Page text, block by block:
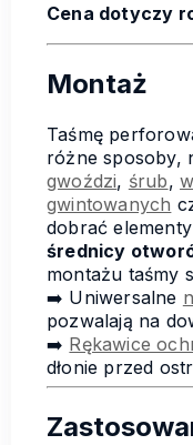
Cena dotyczy
Montaż
Taśmę
różne sposoby,
gwoździ, śrub,
gwintowanych
dobrać
średnicy
montażu taśmy
➡️ Uniwersalne
pozwalają na
➡️ Rękawice
dłonie przed